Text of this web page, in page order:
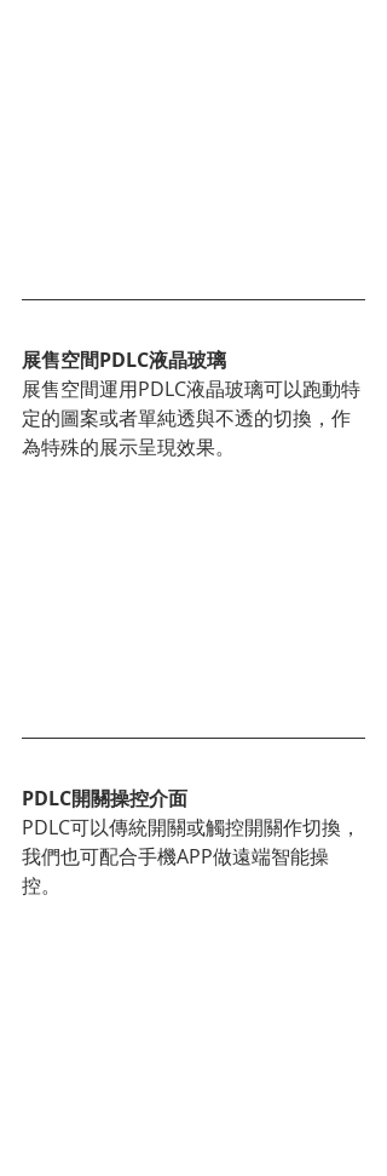
展售空間PDLC液晶玻璃
展售空間運用PDLC液晶玻璃可以跑動特
定的圖案或者單純透與不透的切換，作
為特殊的展示呈現效果。
PDLC開關操控介面
PDLC可以傳統開關或觸控開關作切換，
我們也可配合手機APP做遠端智能操
控。